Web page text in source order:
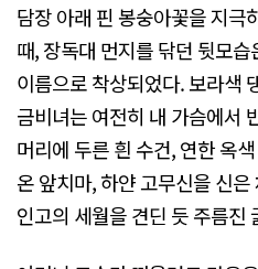
담장 아래 핀 봉숭아꽃을 지극
때, 장독대 먼지를 닦던 뒷모
이름으로 착상되었다. 보라색
금비녀는 여전히 내 가슴에서
머리에 두른 흰 수건, 연한 옥
온 앞치마, 하얀 고무신을 신
인고의 세월을 견딘 듯 주름진